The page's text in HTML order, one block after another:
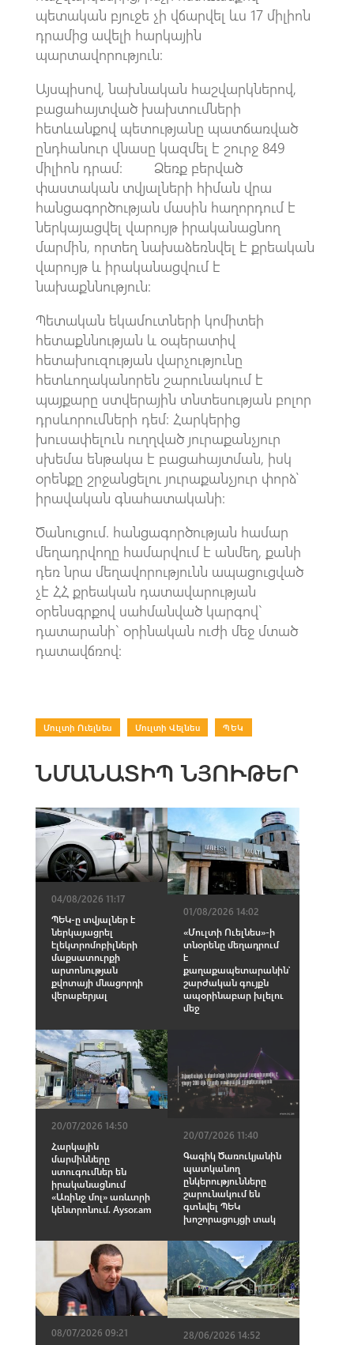
պետական բյուջե չի վճարվել ևս 17 միլիոն
դրամից ավելի հարկային
պարտավորություն։
Այսպիսով, նախնական հաշվարկներով,
բացահայտված խախտումների
հետևանքով պետությանը պատճառված
ընդհանուր վնասը կազմել է շուրջ 849
միլիոն դրամ։ Ձեռք բերված
փաստական տվյալների հիման վրա
հանցագործության մասին հաղորդում է
ներկայացվել վարույթ իրականացնող
մարմին, որտեղ նախաձեռնվել է քրեական
վարույթ և իրականացվում է
նախաքննություն։
Պետական եկամուտների կոմիտեի
հետաքննության և օպերատիվ
հետախուզության վարչությունը
հետևողականորեն շարունակում է
պայքարը ստվերային տնտեսության բոլոր
դրսևորումների դեմ։ Հարկերից
խուսափելուն ուղղված յուրաքանչյուր
սխեմա ենթակա է բացահայտման, իսկ
օրենքը շրջանցելու յուրաքանչյուր փորձ՝
իրավական գնահատականի։
Ծանուցում. հանցագործության համար
մեղադրվողը համարվում է անմեղ, քանի
դեռ նրա մեղավորությունն ապացուցված
չէ ՀՀ քրեական դատավարության
օրենսգրքով սահմանված կարգով`
դատարանի` օրինական ուժի մեջ մտած
դատավճռով։
Մուլտի Ուելնես Մուլտի Վելնես ՊԵԿ
ՆՄԱՆԱՏԻՊ ՆՅՈՒԹԵՐ
04/08/2026 11:17
ՊԵԿ-ը տվյալներ է
ներկայացրել
էլեկտրոմոբիլների
մաքսատուրքի
արտոնության
քվոտայի մնացորդի
վերաբերյալ
01/08/2026 14:02
«Մուլտի Ուելնես»-ի
տնօրենը մեղադրում
է
քաղաքապետարանին՝
շարժական գույքն
ապօրինաբար խլելու
մեջ
20/07/2026 14:50
Հարկային
մարմինները
ստուգումներ են
իրականացնում
«Առինջ մոլ» առևտրի
կենտրոնում. Aysor.am
20/07/2026 11:40
Գագիկ Ծառուկյանին
պատկանող
ընկերությունները
շարունակում են
գտնվել ՊԵԿ
խոշորացույցի տակ
08/07/2026 09:21
28/06/2026 14:52